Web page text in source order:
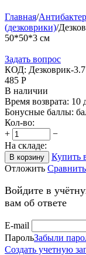
Главная/
(дезковрики)/
50*50*3 см
Задать вопрос
КОД: Дезковрик-3.7
485 Р
В наличии
Время возврата: 10
Бонусные баллы:
Кол-во:
+
−
На складе:
В корзину
Купить
Отложить Сравнить
Войдите в
вам об ответе
E-mail
ПарольЗабыли
Создать учетную